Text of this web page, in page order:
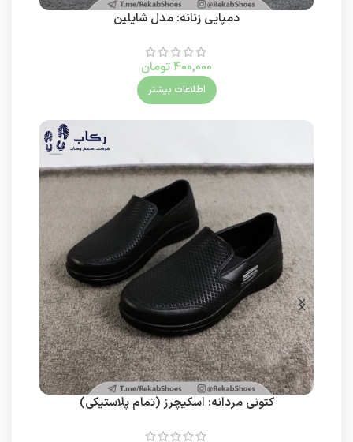
دمپایی زنانه: مدل شایلین
400,000 تومان
اطلاعات بیشتر
کتونی مردانه: اسکیچرز (تمام پلاستیکی)